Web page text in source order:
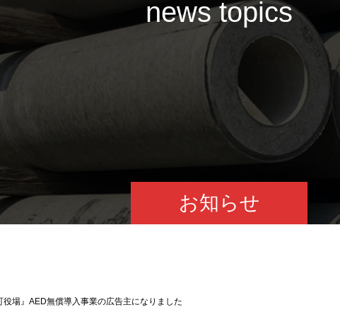
お知らせ
news topics
役場』AED無償導入事業の広告主になりました